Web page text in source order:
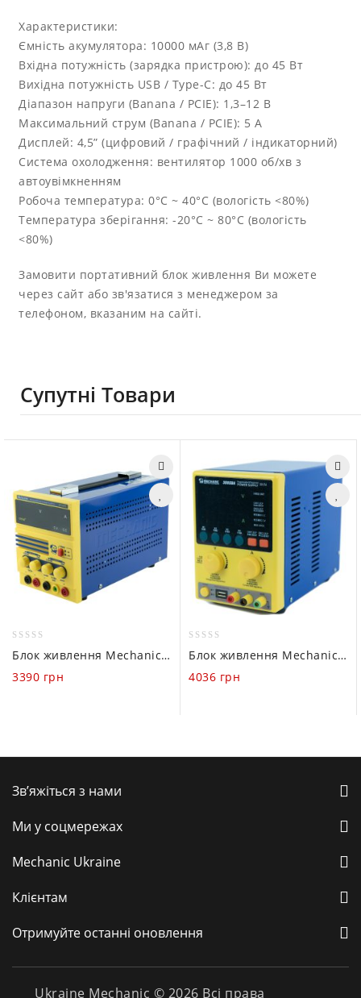
Характеристики:
Ємність акумулятора: 10000 мАг (3,8 В)
Вхідна потужність (зарядка пристрою): до 45 Вт
Вихідна потужність USB / Type-C: до 45 Вт
Діапазон напруги (Banana / PCIE): 1,3–12 В
Максимальний струм (Banana / PCIE): 5 А
Дисплей: 4,5” (цифровий / графічний / індикаторний)
Система охолодження: вентилятор 1000 об/хв з
автоувімкненням
Робоча температура: 0°C ~ 40°C (вологість <80%)
Температура зберігання: -20°C ~ 80°C (вологість
<80%)
Замовити портативний блок живлення Ви можете
через сайт або зв'язатися з менеджером за
телефоном, вказаним на сайті.
Супутні Товари
out
of
Блок живлення Mechanic DT30P5 (0-30V / 5A), Уцінка
3390 грн
out
of
Блок живлення Mechanic 3005DA (0-30V / 5A)
4036 грн
Зв’яжіться з нами
Ми у соцмережах
Mechanic Ukraine
Клієнтам
Отримуйте останні оновлення
Ukraine Mechanic © 2026 Всі права